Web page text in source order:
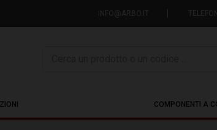
INFO@ARBO.IT
COMPONENTI A